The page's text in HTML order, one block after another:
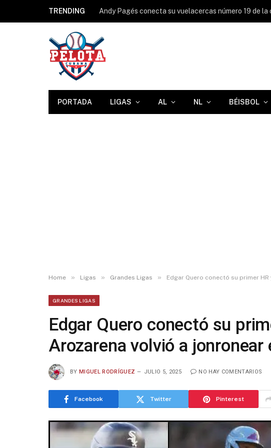
TRENDING Andy Pagés conecta su vuelacercas número 19 de la
PORTADA LIGAS AL NL BÉISBOL
Home » Ligas » Grandes Ligas » Edgar Quero conectó su primer
GRANDES LIGAS
Edgar Quero conectó su
Arozarena volvió a jonronear
BY MIGUEL RODRÍGUEZ JULIO 5, 2025 NO HAY COMENTARIOS
Facebook Twitter Pinterest